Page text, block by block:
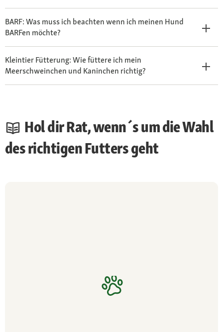
BARF: Was muss ich beachten wenn ich meinen Hund
BARFen möchte?
Kleintier Fütterung: Wie füttere ich mein
Meerschweinchen und Kaninchen richtig?
Hol dir Rat, wenn´s um die Wahl
des richtigen Futters geht